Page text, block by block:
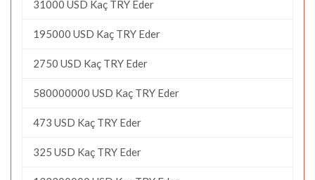
31000 USD Kaç TRY Eder
195000 USD Kaç TRY Eder
2750 USD Kaç TRY Eder
580000000 USD Kaç TRY Eder
473 USD Kaç TRY Eder
325 USD Kaç TRY Eder